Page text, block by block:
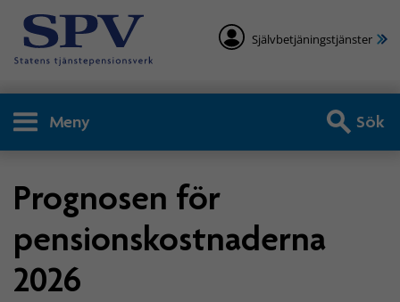
Självbetjäningstjänster
Meny Sök
Prognosen för
pensionskostnaderna
2026